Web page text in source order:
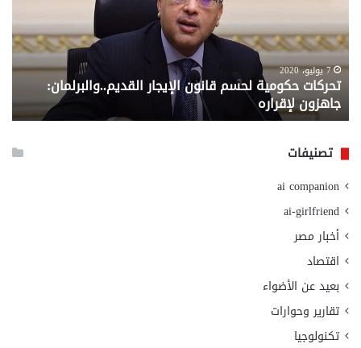
القديم..والبرلمان:
جاهزون
لإقراره
7 يوليو، 2020
تحركات حكومية لحسم قانون الإيجار القديم..والبرلمان:
جاهزون لإقراره
من
تصنيفات
ai companion
ai-girlfriend
أخبار مصر
اقتصاد
بعيد عن الأضواء
تقارير وحوارات
تكنولوجيا